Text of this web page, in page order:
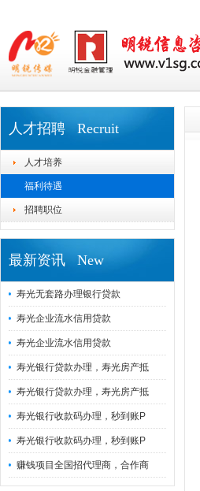
人才招聘 Recruit
人才培养
福利待遇
招聘职位
最新资讯 New
寿光无套路办理银行贷款
寿光企业流水信用贷款
寿光企业流水信用贷款
寿光银行贷款办理，寿光房产抵
寿光银行贷款办理，寿光房产抵
寿光银行收款码办理，秒到账P
寿光银行收款码办理，秒到账P
赚钱项目全国招代理商，合作商